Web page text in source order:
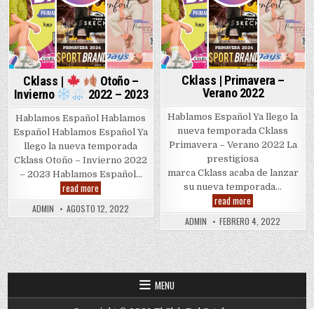
Cklass |
Otoño –
Invierno
2022 – 2023
Hablamos Español Hablamos
Español Hablamos Español Ya
llego la nueva temporada
Cklass Otoño – Invierno 2022
– 2023 Hablamos Español…
read more
|
Otoño
–
Invierno
2022
ADMIN AGOSTO 12, 2022
Cklass | Primavera –
Verano 2022
Hablamos Español Ya llego la
nueva temporada Cklass
Primavera – Verano 2022 La
prestigiosa
marca Cklass acaba de lanzar
su nueva temporada…
read more
|
Primavera
–
Verano
2022
ADMIN FEBRERO 4, 2022
MENU